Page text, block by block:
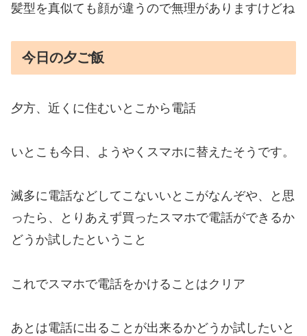
髪型を真似ても顔が違うので無理がありますけどね
今日の夕ご飯
夕方、近くに住むいとこから電話
いとこも今日、ようやくスマホに替えたそうです。
滅多に電話などしてこないいとこがなんぞや、と思
ったら、とりあえず買ったスマホで電話ができるか
どうか試したということ
これでスマホで電話をかけることはクリア
あとは電話に出ることが出来るかどうか試したいと